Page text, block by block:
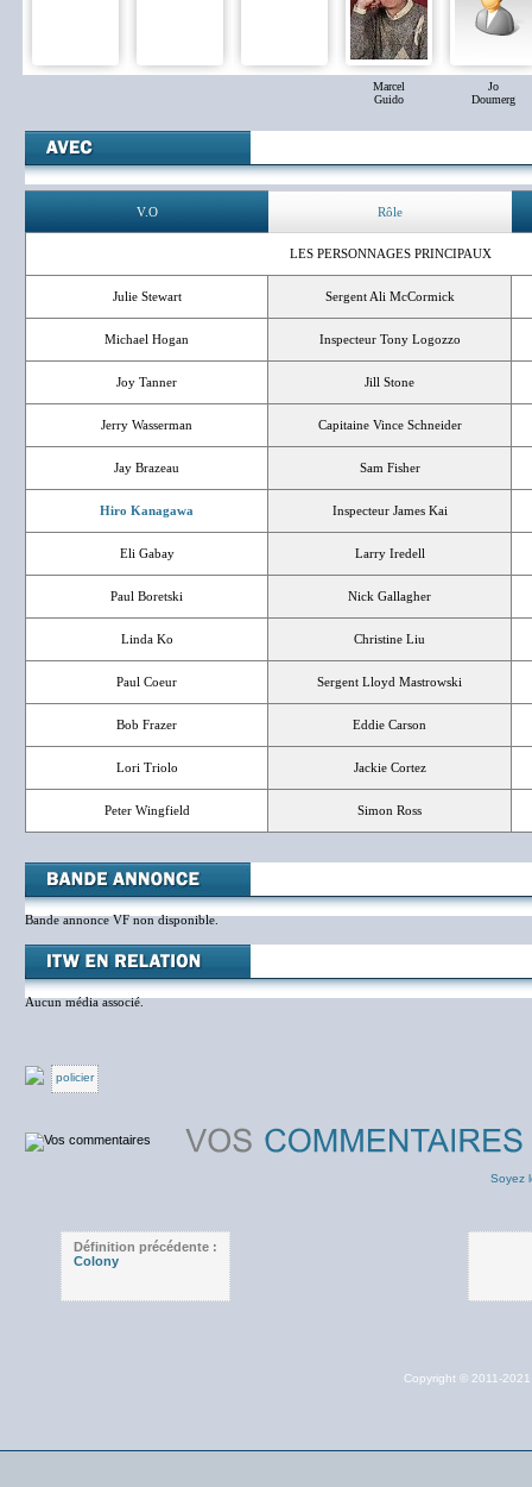
Marcel
Guido
Jo
Doumerg
V.O Rôle
LES PERSONNAGES PRINCIPAUX
Julie Stewart Sergent Ali McCormick
Michael Hogan Inspecteur Tony Logozzo
Joy Tanner Jill Stone
Jerry Wasserman Capitaine Vince Schneider
Jay Brazeau Sam Fisher
Hiro Kanagawa Inspecteur James Kai
Eli Gabay Larry Iredell
Paul Boretski Nick Gallagher
Linda Ko Christine Liu
Paul Coeur Sergent Lloyd Mastrowski
Bob Frazer Eddie Carson
Lori Triolo Jackie Cortez
Peter Wingfield Simon Ross
Bande annonce VF non disponible.
Aucun média associé.
policier
Soyez
Définition précédente :
Colony
Copyright © 2011-